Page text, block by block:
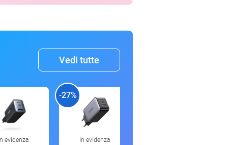
Vedi tutte
evidenza
-27%
In evidenza